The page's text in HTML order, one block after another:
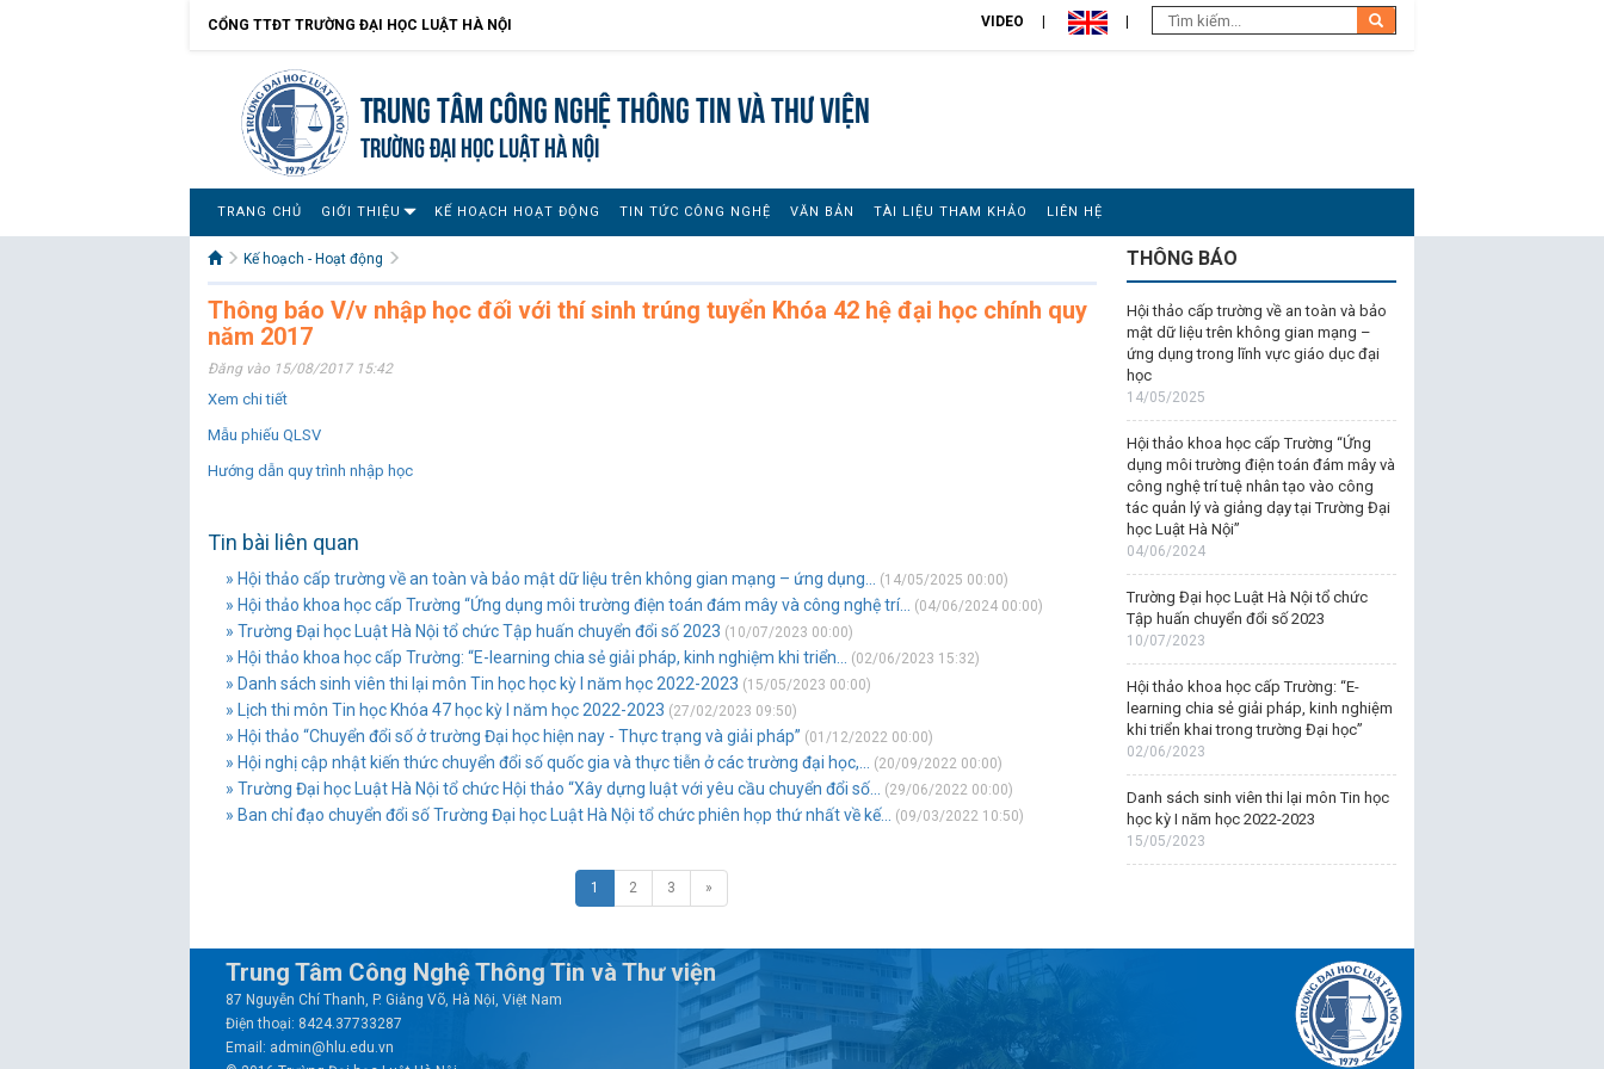
CỔNG TTĐT TRƯỜNG ĐẠI HỌC LUẬT HÀ NỘI VIDEO
Trung tâm công nghệ thông tin và Thư viện
TRƯỜNG ĐẠI HỌC LUẬT HÀ NỘI
TRANG CHỦ GIỚI THIỆU KẾ HOẠCH HOẠT ĐỘNG TIN TỨC CÔNG NGHỆ VĂN BẢN TÀI LIỆU THAM KHẢO LIÊN HỆ
Kế hoạch - Hoạt động
Thông báo V/v nhập học đối với thí sinh trúng tuyển Khóa 42 hệ đại học chính quy
năm 2017
Đăng vào 15/08/2017 15:42
Xem chi tiết
Mẫu phiếu QLSV
Hướng dẫn quy trình nhập học
Tin bài liên quan
» Hội thảo cấp trường về an toàn và bảo mật dữ liệu trên không gian mạng – ứng dụng... (14/05/2025 00:00)
» Hội thảo khoa học cấp Trường “Ứng dụng môi trường điện toán đám mây và công nghệ trí... (04/06/2024 00:00)
» Trường Đại học Luật Hà Nội tổ chức Tập huấn chuyển đổi số 2023 (10/07/2023 00:00)
» Hội thảo khoa học cấp Trường: “E-learning chia sẻ giải pháp, kinh nghiệm khi triển... (02/06/2023 15:32)
» Danh sách sinh viên thi lại môn Tin học học kỳ I năm học 2022-2023 (15/05/2023 00:00)
» Lịch thi môn Tin học Khóa 47 học kỳ I năm học 2022-2023 (27/02/2023 09:50)
» Hội thảo “Chuyển đổi số ở trường Đại học hiện nay - Thực trạng và giải pháp” (01/12/2022 00:00)
» Hội nghị cập nhật kiến thức chuyển đổi số quốc gia và thực tiễn ở các trường đại học,... (20/09/2022 00:00)
» Trường Đại học Luật Hà Nội tổ chức Hội thảo “Xây dựng luật với yêu cầu chuyển đổi số... (29/06/2022 00:00)
» Ban chỉ đạo chuyển đổi số Trường Đại học Luật Hà Nội tổ chức phiên họp thứ nhất về kế... (09/03/2022 10:50)
1 2 3 »
THÔNG BÁO
Hội thảo cấp trường về an toàn và bảo
mật dữ liệu trên không gian mạng –
ứng dụng trong lĩnh vực giáo dục đại
học
14/05/2025
Hội thảo khoa học cấp Trường “Ứng
dụng môi trường điện toán đám mây và
công nghệ trí tuệ nhân tạo vào công
tác quản lý và giảng dạy tại Trường Đại
học Luật Hà Nội”
04/06/2024
Trường Đại học Luật Hà Nội tổ chức
Tập huấn chuyển đổi số 2023
10/07/2023
Hội thảo khoa học cấp Trường: “E-
learning chia sẻ giải pháp, kinh nghiệm
khi triển khai trong trường Đại học”
02/06/2023
Danh sách sinh viên thi lại môn Tin học
học kỳ I năm học 2022-2023
15/05/2023
Trung Tâm Công Nghệ Thông Tin và Thư viện
87 Nguyễn Chí Thanh, P. Giảng Võ, Hà Nội, Việt Nam
Điện thoại: 8424.37733287
Email: admin@hlu.edu.vn